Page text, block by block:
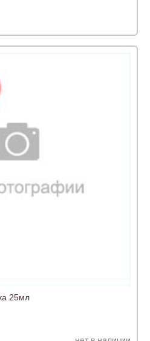
25мл